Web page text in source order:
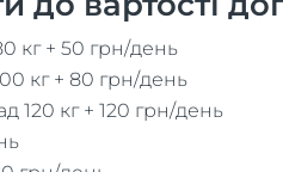
кг + 50 грн/день
кг + 80 грн/день
120 кг + 120 грн/день